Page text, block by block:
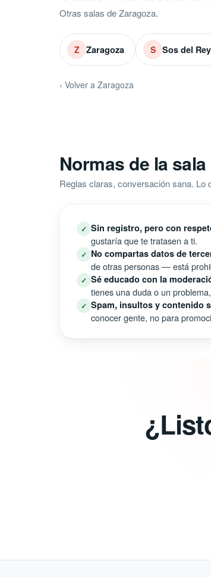
Otras salas de Zaragoza.
Z Zaragoza S Sos del
‹ Volver a Zaragoza
Normas de la sala
Reglas claras, conversación sana. Lo
✓ Sin registro, pero con
gustaría que te tratasen a ti.
✓ No compartas datos de
de otras personas — está
✓ Sé educado con la
tienes una duda o un
✓ Spam, insultos y contenido
conocer gente, no para